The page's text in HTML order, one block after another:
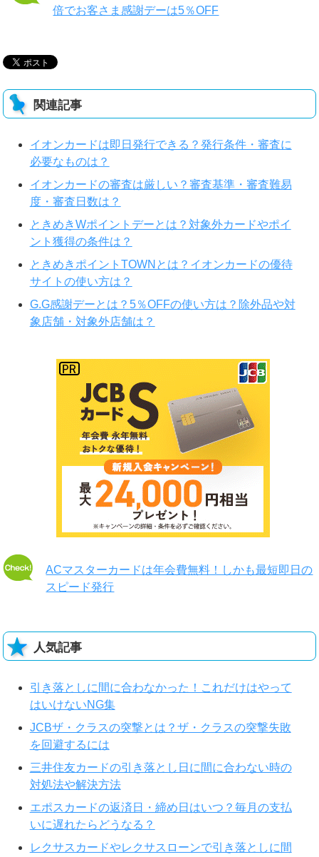
倍でお客さま感謝デーは5％OFF
関連記事
イオンカードは即日発行できる？発行条件・審査に
必要なものは？
イオンカードの審査は厳しい？審査基準・審査難易
度・審査日数は？
ときめきWポイントデーとは？対象外カードやポイ
ント獲得の条件は？
ときめきポイントTOWNとは？イオンカードの優待
サイトの使い方は？
G.G感謝デーとは？5％OFFの使い方は？除外品や対
象店舗・対象外店舗は？
ACマスターカードは年会費無料！しかも最短即日の
スピード発行
人気記事
引き落としに間に合わなかった！これだけはやって
はいけないNG集
JCBザ・クラスの突撃とは？ザ・クラスの突撃失敗
を回避するには
三井住友カードの引き落とし日に間に合わない時の
対処法や解決方法
エポスカードの返済日・締め日はいつ？毎月の支払
いに遅れたらどうなる？
レクサスカードやレクサスローンで引き落としに間